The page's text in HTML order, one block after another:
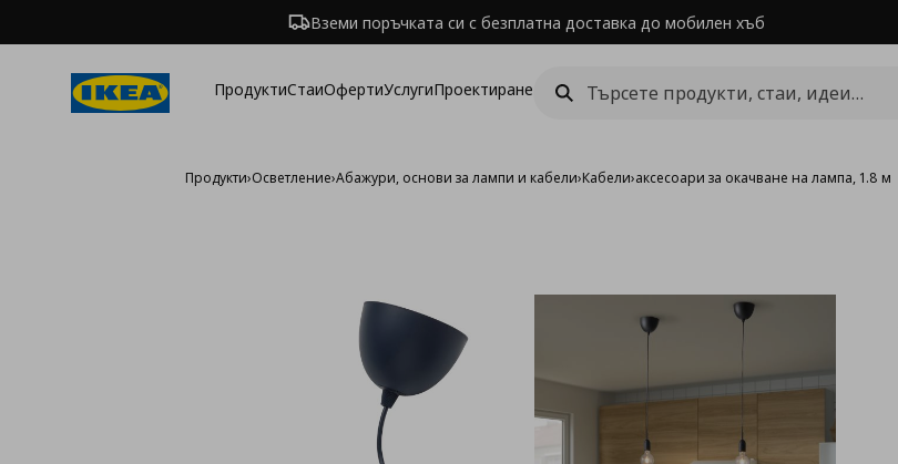
Вземи поръчката си с безплатна доставка до мобилен хъб
ПродуктиСтаиОфертиУслугиПроектиране
Продукти›Осветление›Абажури, основи за лампи и кабели›Кабели›аксесоари за окачване на лампа, 1.8 м